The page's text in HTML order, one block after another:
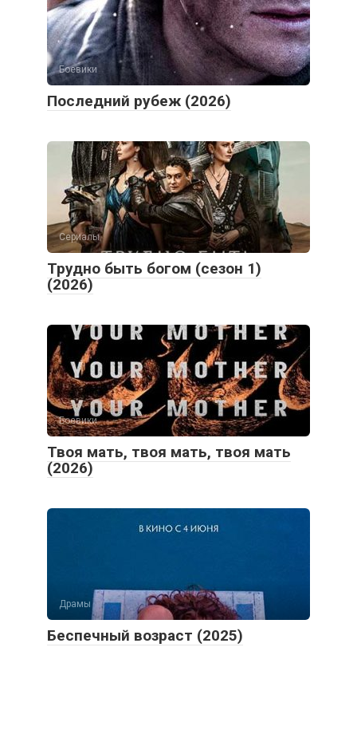
Боевики
Последний рубеж (2026)
Сериалы
Трудно быть богом (сезон 1)
(2026)
Боевики
Твоя мать, твоя мать, твоя мать
(2026)
Драмы
Беспечный возраст (2025)